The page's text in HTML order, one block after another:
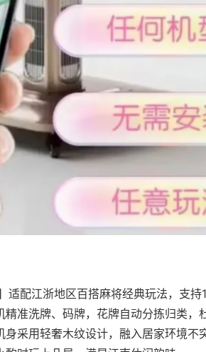
适配江浙地区百搭麻将经典玩法，支
准洗牌、码牌，花牌自动分拣归类，
采用轻奢木纹设计，融入居家环境不